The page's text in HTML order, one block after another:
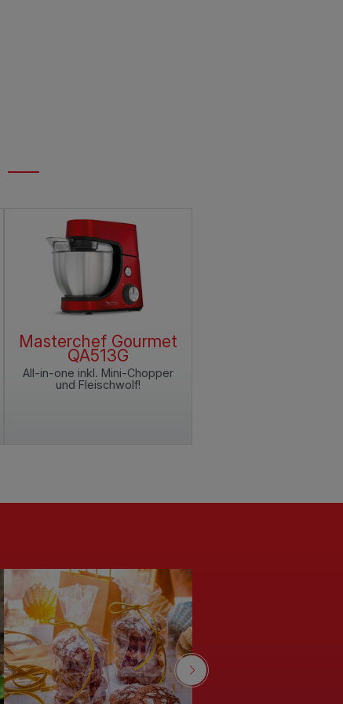
Masterchef Gourmet
QA513G
All-in-one inkl. Mini-Chopper
und Fleischwolf!